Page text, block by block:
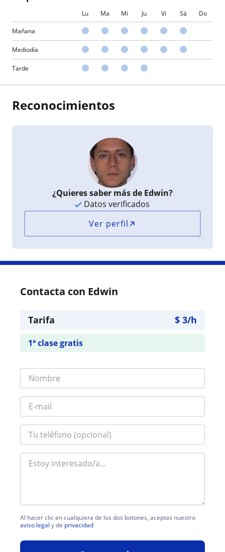
Lu Ma Mi Ju Vi Sá Do
Mañana
Mediodía
Tarde
Reconocimientos
¿Quieres saber más de Edwin?
Datos verificados
Ver perfil
Contacta con Edwin
Tarifa $ 3/h
1ª clase gratis
Al hacer clic en cualquiera de los dos botones, aceptas nuestro
aviso legal y de privacidad